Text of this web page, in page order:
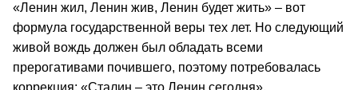
«Ленин жил, Ленин жив, Ленин будет жить» – вот
формула государственной веры тех лет. Но следующий
живой вождь должен был обладать всеми
прерогативами почившего, поэтому потребовалась